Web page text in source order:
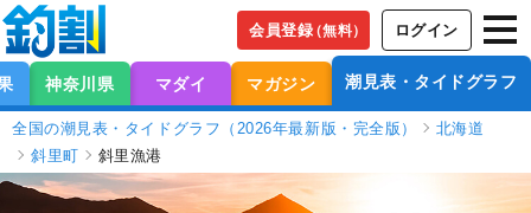
会員登録（無料） ログイン
神奈川県 マダイ マガジン 潮見表・タイドグラフ
全国の潮見表・タイドグラフ（2026年最新版・完全版）
北海道
斜里町
斜里漁港